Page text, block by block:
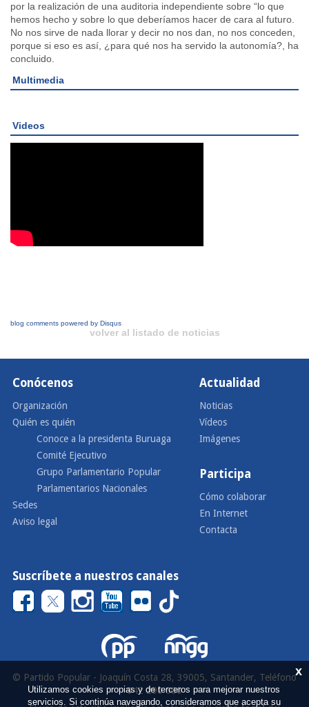
por la realización de una auditoria independiente sobre “lo que
hemos hecho y sobre lo que deberíamos hacer de cara al futuro.
No nos sirve de nada llorar y decir no nos dan, no nos conceden,
porque si eso es así, ¿para qué nos ha servido la autonomía?, ha
concluido.
Multimedia
Videos
blog comments powered by Disqus
volver al listado de noticias
Conócenos
Organización
Quién es quién
Conoce a la presidenta Buruaga
Comité Ejecutivo
Grupo Parlamentario Popular
Parlamentarios Nacionales
Sedes
Aviso legal
Actualidad
Noticias
Vídeos
Imágenes
Participa
Cómo colaborar
En Internet
Contacta
Suscríbete a nuestros canales
© Partido Popular - Joaquín Costa 28, 39005, Santander, Teléfono
942 290 000
x
Utilizamos cookies propias y de terceros para mejorar nuestros
servicios. Si continúa navegando, consideramos que acepta su